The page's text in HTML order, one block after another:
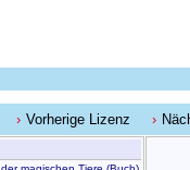
Vorherige Lizenz